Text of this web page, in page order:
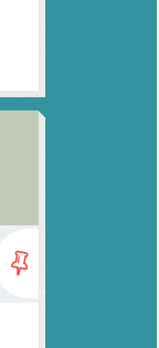
more...